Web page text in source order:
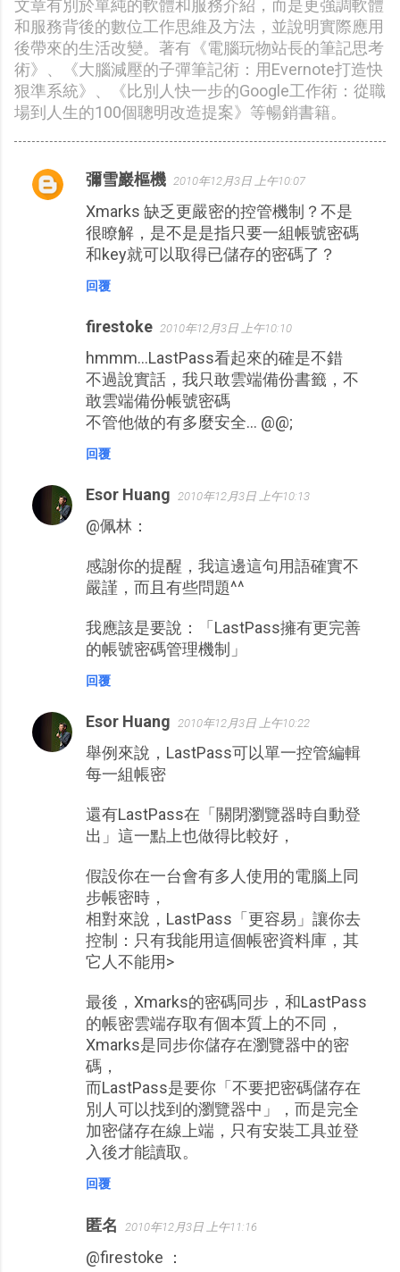
文章有別於單純的軟體和服務介紹，而是更強調軟體
和服務背後的數位工作思維及方法，並說明實際應用
後帶來的生活改變。著有《電腦玩物站長的筆記思考
術》、《大腦減壓的子彈筆記術：用Evernote打造快
狠準系統》、《比別人快一步的Google工作術：從職
場到人生的100個聰明改造提案》等暢銷書籍。
留
彌雪巖樞機 2010年12月3日 上午10:07
Xmarks 缺乏更嚴密的控管機制？不是
很瞭解，是不是是指只要一組帳號密碼
和key就可以取得已儲存的密碼了？
回覆
firestoke 2010年12月3日 上午10:10
hmmm...LastPass看起來的確是不錯
不過說實話，我只敢雲端備份書籤，不
敢雲端備份帳號密碼
不管他做的有多麼安全... @@;
回覆
Esor Huang 2010年12月3日 上午10:13
@佩林：
感謝你的提醒，我這邊這句用語確實不
嚴謹，而且有些問題^^
我應該是要說：「LastPass擁有更完善
的帳號密碼管理機制」
回覆
Esor Huang 2010年12月3日 上午10:22
舉例來說，LastPass可以單一控管編輯
每一組帳密
還有LastPass在「關閉瀏覽器時自動登
出」這一點上也做得比較好，
假設你在一台會有多人使用的電腦上同
步帳密時，
相對來說，LastPass「更容易」讓你去
控制：只有我能用這個帳密資料庫，其
它人不能用>
最後，Xmarks的密碼同步，和LastPass
的帳密雲端存取有個本質上的不同，
Xmarks是同步你儲存在瀏覽器中的密
碼，
而LastPass是要你「不要把密碼儲存在
別人可以找到的瀏覽器中」，而是完全
加密儲存在線上端，只有安裝工具並登
入後才能讀取。
回覆
匿名 2010年12月3日 上午11:16
@firestoke ：